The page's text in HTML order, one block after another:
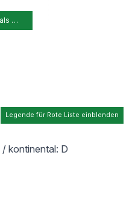
…
Legende für Rote Liste einblenden
kontinental: D